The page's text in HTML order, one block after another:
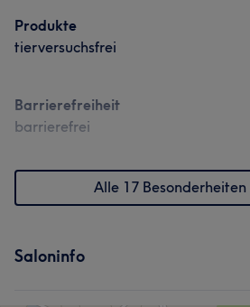
Produkte
tierversuchsfrei
Barrierefreiheit
barrierefrei
Alle 17
Saloninfo